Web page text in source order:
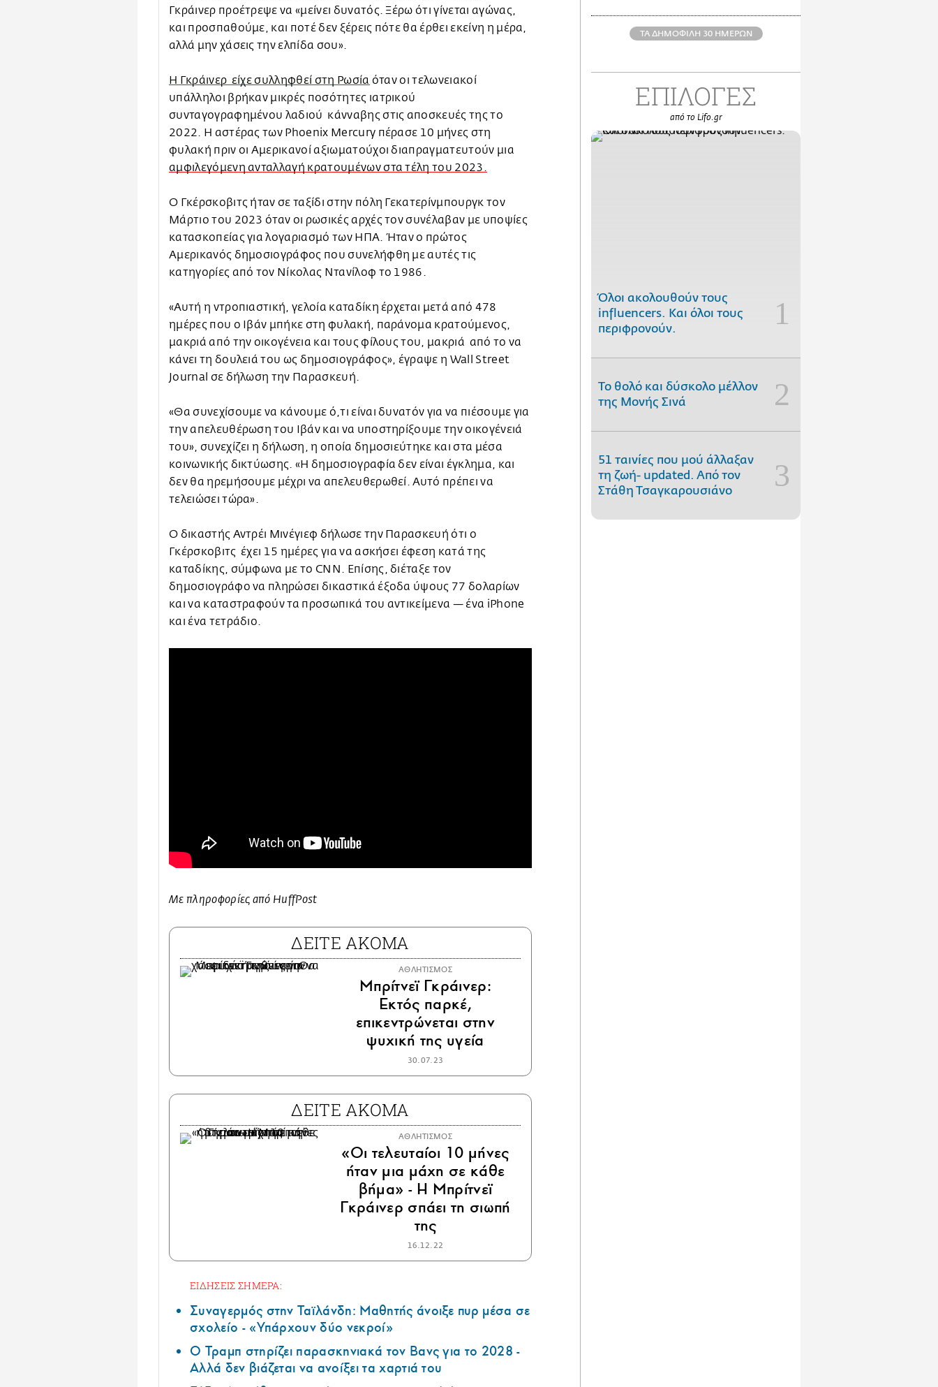
Γκράινερ προέτρεψε να «μείνει δυνατός. Ξέρω ότι γίνεται αγώνας,
και προσπαθούμε, και ποτέ δεν ξέρεις πότε θα έρθει εκείνη η μέρα,
αλλά μην χάσεις την ελπίδα σου».
Η Γκράινερ είχε συλληφθεί στη Ρωσία όταν οι τελωνειακοί
υπάλληλοι βρήκαν μικρές ποσότητες ιατρικού
συνταγογραφημένου λαδιού κάνναβης στις αποσκευές της το
2022. Η αστέρας των Phoenix Mercury πέρασε 10 μήνες στη
φυλακή πριν οι Αμερικανοί αξιωματούχοι διαπραγματευτούν μια
αμφιλεγόμενη ανταλλαγή κρατουμένων στα τέλη του 2023.
Ο Γκέρσκοβιτς ήταν σε ταξίδι στην πόλη Γεκατερίνμπουργκ τον
Μάρτιο του 2023 όταν οι ρωσικές αρχές τον συνέλαβαν με υποψίες
κατασκοπείας για λογαριασμό των ΗΠΑ. Ήταν ο πρώτος
Αμερικανός δημοσιογράφος που συνελήφθη με αυτές τις
κατηγορίες από τον Νίκολας Ντανίλοφ το 1986.
«Αυτή η ντροπιαστική, γελοία καταδίκη έρχεται μετά από 478
ημέρες που ο Ιβάν μπήκε στη φυλακή, παράνομα κρατούμενος,
μακριά από την οικογένεια και τους φίλους του, μακριά από το να
κάνει τη δουλειά του ως δημοσιογράφος», έγραψε η Wall Street
Journal σε δήλωση την Παρασκευή.
«Θα συνεχίσουμε να κάνουμε ό,τι είναι δυνατόν για να πιέσουμε για
την απελευθέρωση του Ιβάν και να υποστηρίξουμε την οικογένειά
του», συνεχίζει η δήλωση, η οποία δημοσιεύτηκε και στα μέσα
κοινωνικής δικτύωσης. «Η δημοσιογραφία δεν είναι έγκλημα, και
δεν θα ηρεμήσουμε μέχρι να απελευθερωθεί. Αυτό πρέπει να
τελειώσει τώρα».
Ο δικαστής Αντρέι Μινέγιεφ δήλωσε την Παρασκευή ότι ο
Γκέρσκοβιτς έχει 15 ημέρες για να ασκήσει έφεση κατά της
καταδίκης, σύμφωνα με το CNN. Επίσης, διέταξε τον
δημοσιογράφο να πληρώσει δικαστικά έξοδα ύψους 77 δολαρίων
και να καταστραφούν τα προσωπικά του αντικείμενα — ένα iPhone
και ένα τετράδιο.
Με πληροφορίες από HuffPost
ΔΕΙΤΕ ΑΚΟΜΑ
ΑΘΛΗΤΙΣΜΟΣ
Μπρίτνεϊ Γκράινερ:
Εκτός παρκέ,
επικεντρώνεται στην
ψυχική της υγεία
30.07.23
ΔΕΙΤΕ ΑΚΟΜΑ
ΑΘΛΗΤΙΣΜΟΣ
«Οι τελευταίοι 10 μήνες
ήταν μια μάχη σε κάθε
βήμα» - Η Μπρίτνεϊ
Γκράινερ σπάει τη σιωπή
της
16.12.22
ΕΙΔΗΣΕΙΣ ΣΗΜΕΡΑ:
Συναγερμός στην Ταϊλάνδη: Μαθητής άνοιξε πυρ μέσα σε
σχολείο - «Υπάρχουν δύο νεκροί»
Ο Τραμπ στηρίζει παρασκηνιακά τον Βανς για το 2028 -
Αλλά δεν βιάζεται να ανοίξει τα χαρτιά του
ΤΑ ΔΗΜΟΦΙΛΗ 30 ΗΜΕΡΩΝ
ΕΠΙΛΟΓΕΣ
από το Lifo.gr
Όλοι ακολουθούν τους
influencers. Και όλοι τους
περιφρονούν.
Το θολό και δύσκολο μέλλον
της Μονής Σινά
51 ταινίες που μού άλλαξαν
τη ζωή- updated. Aπό τον
Στάθη Τσαγκαρουσιάνο